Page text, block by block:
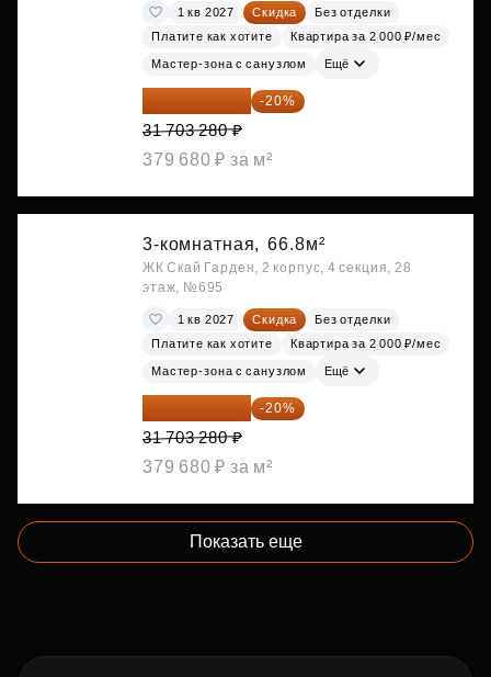
1 кв 2027 Скидка
Без отделки
Платите как хотите
Квартира за 2 000 ₽/мес
Мастер-зона с санузлом Ещё
25 362 624 ₽ -20%
31 703 280 ₽
379 680 ₽ за м²
3-комнатная, 66.8м²
ЖК Скай Гарден, 2 корпус, 4 секция, 28
этаж, №695
1 кв 2027 Скидка
Без отделки
Платите как хотите
Квартира за 2 000 ₽/мес
Мастер-зона с санузлом Ещё
25 362 624 ₽ -20%
31 703 280 ₽
379 680 ₽ за м²
Показать еще